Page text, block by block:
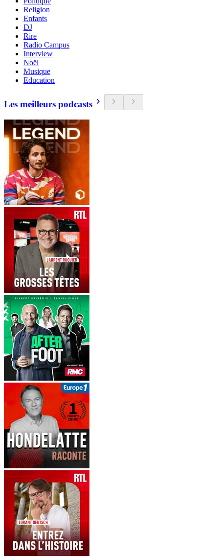
Religion
Enfants
DJ
Rire
Radio Campus
Interview
Noël
Musique
Education
Les meilleurs podcasts